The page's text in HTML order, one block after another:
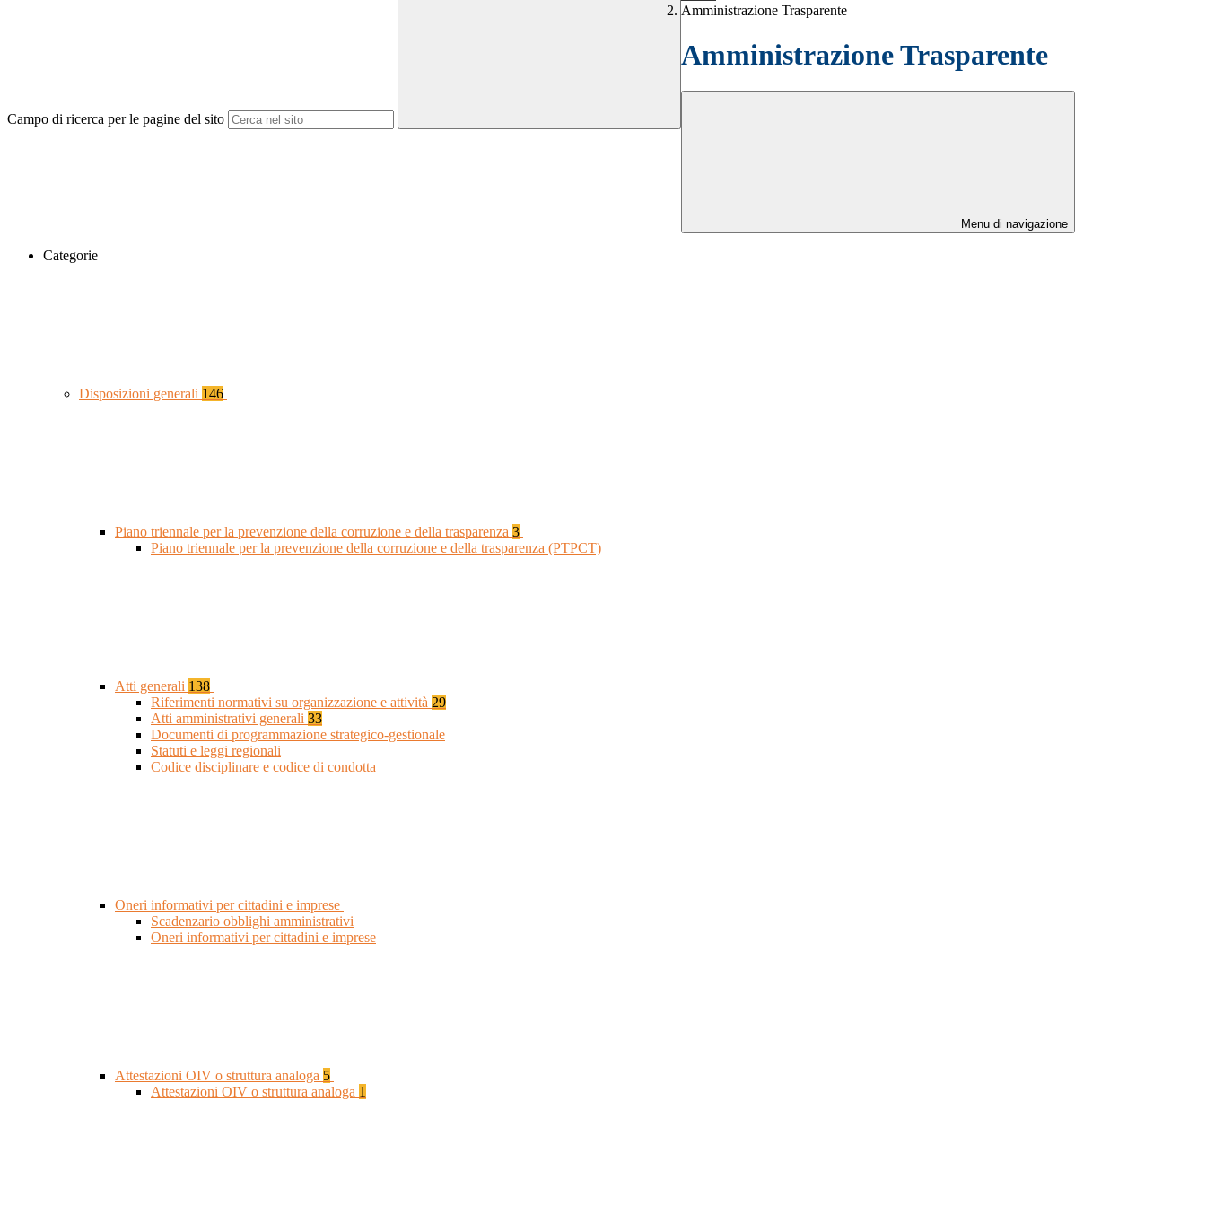
Campo di ricerca per le pagine del sito
Amministrazione Trasparente
Amministrazione Trasparente
Menu di navigazione
Categorie
Disposizioni generali 146
Piano triennale per la prevenzione della corruzione e della trasparenza 3
Piano triennale per la prevenzione della corruzione e della trasparenza (PTPCT)
Atti generali 138
Riferimenti normativi su organizzazione e attività 29
Atti amministrativi generali 33
Documenti di programmazione strategico-gestionale
Statuti e leggi regionali
Codice disciplinare e codice di condotta
Oneri informativi per cittadini e imprese
Scadenzario obblighi amministrativi
Oneri informativi per cittadini e imprese
Attestazioni OIV o struttura analoga 5
Attestazioni OIV o struttura analoga 1